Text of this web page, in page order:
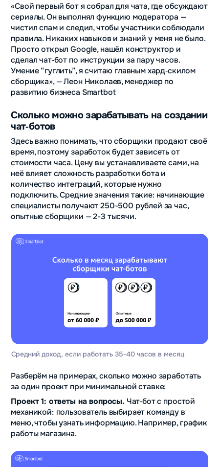
«Свой первый бот я собрал для чата, где обсуждают
сериалы. Он выполнял функцию модератора —
чистил спам и следил, чтобы участники соблюдали
правила. Никаких навыков и знаний у меня не было.
Просто открыл Google, нашёл конструктор и
сделал чат‑бот по инструкции за пару часов.
Умение “гуглить”, я считаю главным хард‑скилом
сборщика», — Леон Николаев, менеджер по
развитию бизнеса Smartbot
Сколько можно зарабатывать на создании
чат‑ботов
Здесь важно понимать, что сборщики продают своё
время, поэтому заработок будет зависеть от
стоимости часа. Цену вы устанавливаете сами, на
неё влияет сложность разработки бота и
количество интеграций, которые нужно
подключить. Средние значения такие: начинающие
специалисты получают 250-500 рублей за час,
опытные сборщики — 2-3 тысячи.
Средний доход, если работать 35-40 часов в месяц
Разберём на примерах, сколько можно заработать
за один проект при минимальной ставке:
Проект 1: ответы на вопросы. Чат‑бот с простой
механикой: пользователь выбирает команду в
меню, чтобы узнать информацию. Например, график
работы магазина.